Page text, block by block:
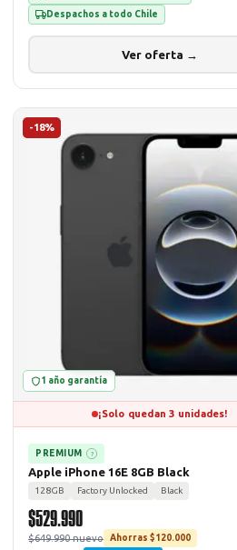
Despachos a todo Chile
Ver oferta →
-18%
1 año garantía
¡Solo quedan 3 unidades!
PREMIUM ?
Apple iPhone 16E 8GB Black
128GB Factory Unlocked Black
$529.990
$649.990 nuevo Ahorras $120.000